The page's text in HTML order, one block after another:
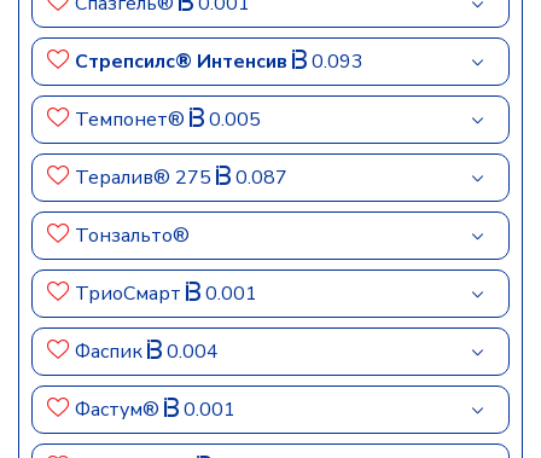
Стрепсилс® Интенсив 0.093
Темпонет® 0.005
Тералив® 275 0.087
Тонзальто®
ТриоСмарт 0.001
Фаспик 0.004
Фастум® 0.001